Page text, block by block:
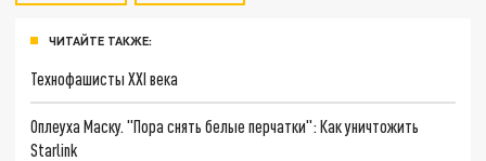
ЧИТАЙТЕ ТАКЖЕ:
Технофашисты XXI века
Оплеуха Маску. "Пора снять белые перчатки": Как уничтожить
Starlink